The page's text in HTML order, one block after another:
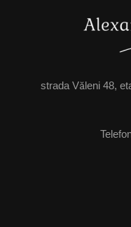
strada Văleni 48,